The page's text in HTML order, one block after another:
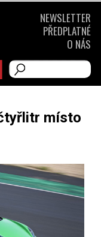
místo
NEWSLETTER
PŘEDPLATNÉ
O NÁS